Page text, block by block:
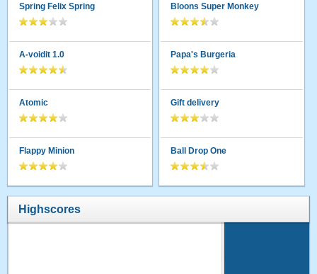
Spring Felix Spring
A-voidit 1.0
Atomic
Flappy Minion
Bloons Super Monkey
Papa's Burgeria
Gift delivery
Ball Drop One
Highscores